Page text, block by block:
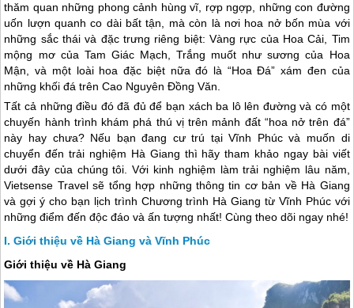
thăm quan những phong cảnh hùng vĩ, rợp ngợp, những con đường
uốn lượn quanh co dài bất tận, mà còn là nơi hoa nở bốn mùa với
những sắc thái và đặc trưng riêng biệt: Vàng rực của Hoa Cải, Tim
mộng mơ của Tam Giác Mạch, Trắng muốt như sương của Hoa
Mận, và một loài hoa đặc biệt nữa đó là “Hoa Đá” xám đen của
những khối đá trên Cao Nguyên Đồng Văn.
Tất cả những điều đó đã đủ để bạn xách ba lô lên đường và có một
chuyến hành trình khám phá thú vị trên mảnh đất “hoa nở trên đá”
này hay chưa? Nếu bạn đang cư trú tại Vĩnh Phúc và muốn di
chuyển đến trải nghiệm Hà Giang thì hãy tham khảo ngay bài viết
dưới đây của chúng tôi. Với kinh nghiệm làm trải nghiệm lâu năm,
Vietsense Travel sẽ tổng hợp những thông tin cơ bản về Hà Giang
và gợi ý cho bạn lịch trình Chương trình Hà Giang từ Vĩnh Phúc với
những điểm đến độc đáo và ấn tượng nhất! Cùng theo dõi ngay nhé!
Giới thiệu về Hà Giang và Vĩnh Phúc
Giới thiệu về Hà Giang